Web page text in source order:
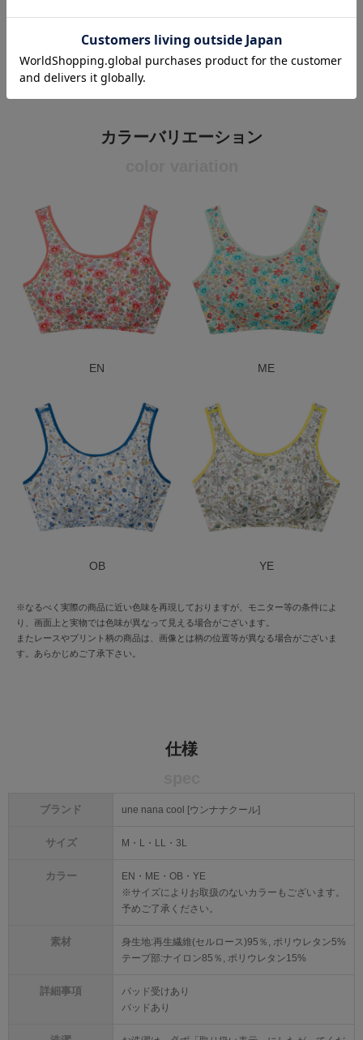
カラーバリエーション
EN ME
OB YE
※なるべく実際の商品に近い色味を再現しておりますが、モニター等の条件によ
り、画面上と実物では色味が異なって見える場合がございます。
またレースやプリント柄の商品は、画像とは柄の位置等が異なる場合がございま
す。あらかじめご了承下さい。
仕様
ブランド une nana cool [ウンナナクール]
サイズ M・L・LL・3L
カラー
EN・ME・OB・YE
※サイズによりお取扱のないカラーもございます。
予めご了承ください。
素材
身生地:再生繊維(セルロース)95％, ポリウレタン5%
テープ部:ナイロン85％, ポリウレタン15%
詳細事項
パッド受けあり
パッドあり